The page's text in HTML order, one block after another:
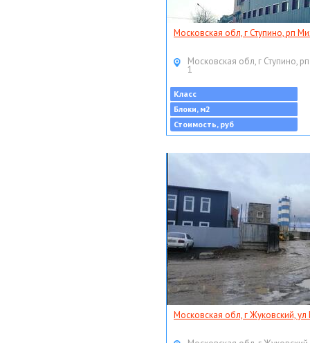
Московская обл, г Ступино, рп
Московская обл, г Ступино,
1
Класс
Блоки, м2
Стоимость, руб
Московская обл, г Жуковский,